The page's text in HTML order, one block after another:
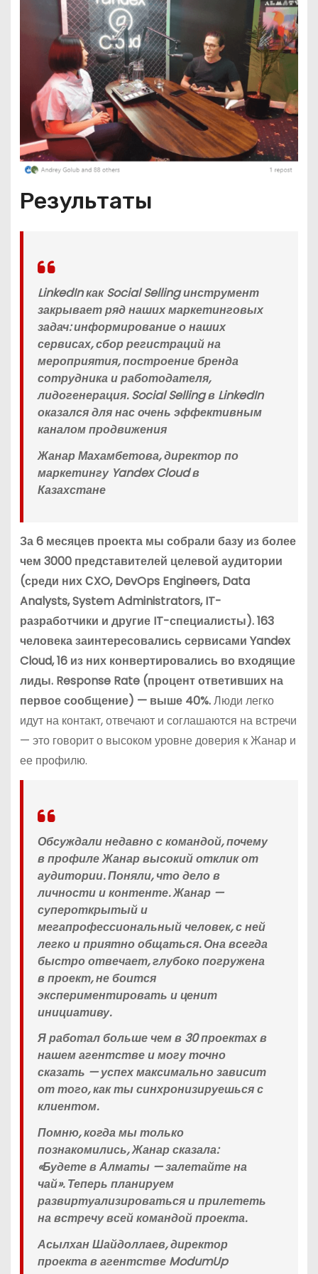
Результаты
LinkedIn как Social Selling инструмент
закрывает ряд наших маркетинговых
задач: информирование о наших
сервисах, сбор регистраций на
мероприятия, построение бренда
сотрудника и работодателя,
лидогенерация. Social Selling в LinkedIn
оказался для нас очень эффективным
каналом продвижения
Жанар Махамбетова, директор по
маркетингу Yandex Cloud в
Казахстане
За 6 месяцев проекта мы собрали базу из более
чем 3000 представителей целевой аудитории
(среди них СXO, DevOps Engineers, Data
Analysts, System Administrators, IT-
разработчики и другие IT-специалисты). 163
человека заинтересовались сервисами Yandex
Cloud, 16 из них конвертировались во входящие
лиды. Response Rate (процент ответивших на
первое сообщение) — выше 40%.Люди легко
идут на контакт, отвечают и соглашаются на встречи
— это говорит о высоком уровне доверия к Жанар и
ее профилю.
Обсуждали недавно с командой, почему
в профиле Жанар высокий отклик от
аудитории. Поняли, что дело в
личности и контенте. Жанар —
супероткрытый и
мегапрофессиональный человек, с ней
легко и приятно общаться. Она всегда
быстро отвечает, глубоко погружена
в проект, не боится
экспериментировать и ценит
инициативу.
Я работал больше чем в 30 проектах в
нашем агентстве и могу точно
сказать — успех максимально зависит
от того, как ты синхронизируешься с
клиентом.
Помню, когда мы только
познакомились, Жанар сказала:
«Будете в Алматы — залетайте на
чай». Теперь планируем
развиртуализироваться и прилететь
на встречу всей командой проекта.
Асылхан Шайдоллаев, директор
проекта в агентстве ModumUp